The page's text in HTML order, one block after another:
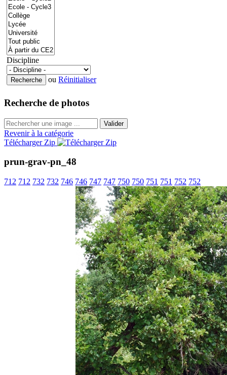
Discipline
ou Réinitialiser
Recherche de photos
Valider
Revenir à la catégorie
Télécharger Zip
prun-grav-pn_48
712 712 732 732 746 746 747 747 750 750 751 751 752 752